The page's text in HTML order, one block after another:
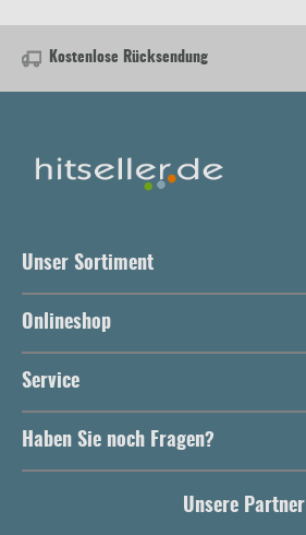
Kostenlose Rücksendung
Unser Sortiment
Onlineshop
Service
Haben Sie noch Fragen?
Unsere Partner